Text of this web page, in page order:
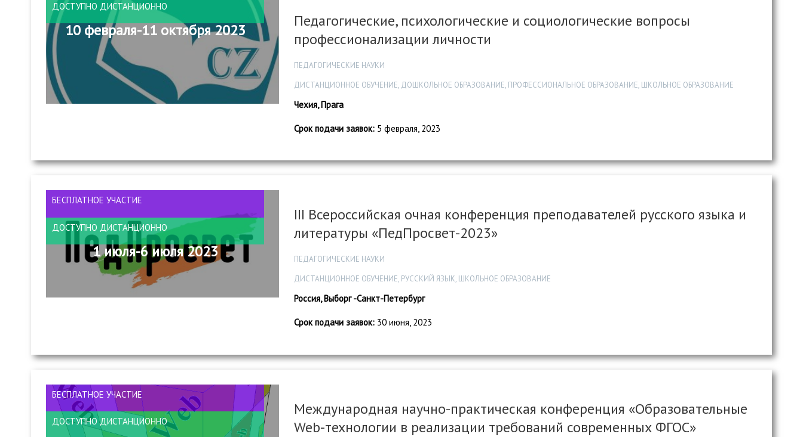
ДОСТУПНО ДИСТАНЦИОННО
10 февраля-11 октября 2023
Педагогические, психологические и социологические вопросы
профессионализации личности
ПЕДАГОГИЧЕСКИЕ НАУКИ
ДИСТАНЦИОННОЕ ОБУЧЕНИЕ, ДОШКОЛЬНОЕ ОБРАЗОВАНИЕ, ПРОФЕССИОНАЛЬНОЕ ОБРАЗОВАНИЕ, ШКОЛЬНОЕ ОБРАЗОВАНИЕ
Чехия, Прага
Срок подачи заявок: 5 февраля, 2023
БЕСПЛАТНОЕ УЧАСТИЕ
ДОСТУПНО ДИСТАНЦИОННО
1 июля-6 июля 2023
III Всероссийская очная конференция преподавателей русского языка и
литературы «ПедПросвет-2023»
ПЕДАГОГИЧЕСКИЕ НАУКИ
ДИСТАНЦИОННОЕ ОБУЧЕНИЕ, РУССКИЙ ЯЗЫК, ШКОЛЬНОЕ ОБРАЗОВАНИЕ
Россия, Выборг -Санкт-Петербург
Срок подачи заявок: 30 июня, 2023
БЕСПЛАТНОЕ УЧАСТИЕ
ДОСТУПНО ДИСТАНЦИОННО
Международная научно-практическая конференция «Образовательные
Web-технологии в реализации требований современных ФГОС»